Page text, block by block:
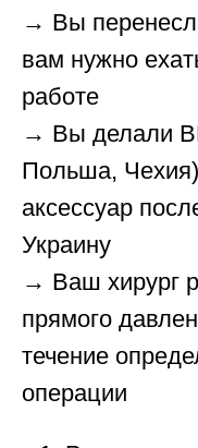
→ Вы
вам нужно
работе
→ Вы делали
Польша,
аксессуар
Украину
→ Ваш хирург
прямого
течение
операции